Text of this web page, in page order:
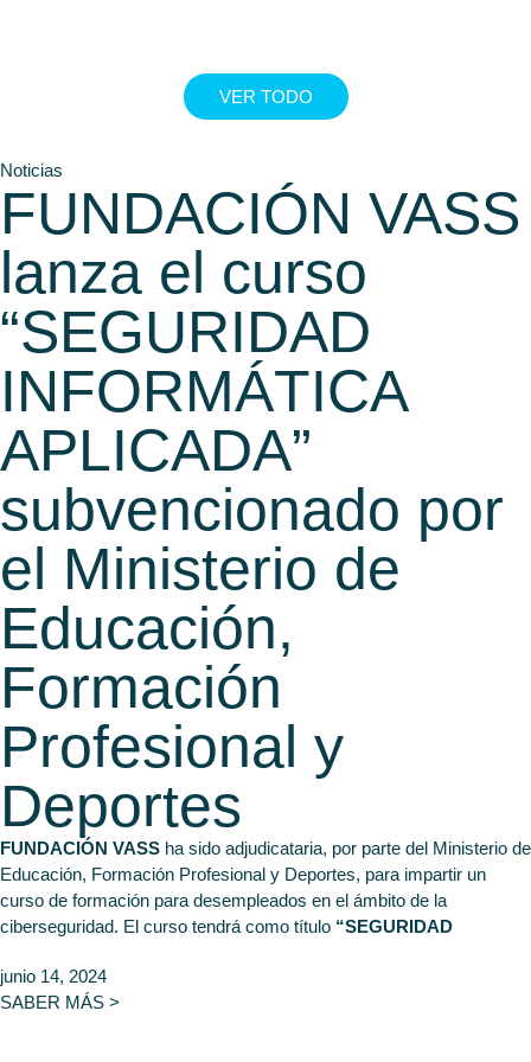
VER TODO
Noticias
FUNDACIÓN VASS
lanza el curso
“SEGURIDAD
INFORMÁTICA
APLICADA”
subvencionado por
el Ministerio de
Educación,
Formación
Profesional y
Deportes
FUNDACIÓN VASS ha sido adjudicataria, por parte del Ministerio de
Educación, Formación Profesional y Deportes, para impartir un
curso de formación para desempleados en el ámbito de la
ciberseguridad. El curso tendrá como título “SEGURIDAD
Será presencial y habrá de desplegarse y finalizarse a lo largo de
junio 14, 2024
SABER MÁS >